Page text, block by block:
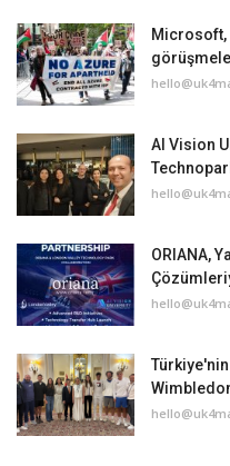
AI Vision
ORIANA,